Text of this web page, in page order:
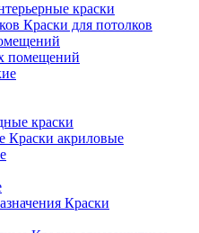
краски
Краски для потолков
помещений
краски
Краски акриловые
Краски